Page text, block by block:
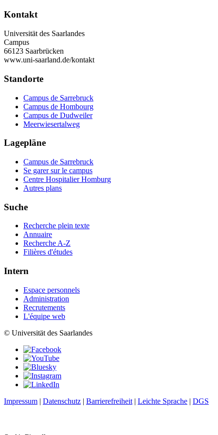
Kontakt
Universität des Saarlandes
Campus
66123 Saarbrücken
www.uni-saarland.de/kontakt
Standorte
Campus de Sarrebruck
Campus de Hombourg
Campus de Dudweiler
Meerwiesertalweg
Lagepläne
Campus de Sarrebruck
Se garer sur le campus
Centre Hospitalier Homburg
Autres plans
Suche
Recherche plein texte
Annuaire
Recherche A-Z
Filières d'études
Intern
Espace personnels
Administration
Recrutements
L'équipe web
© Universität des Saarlandes
Impressum | Datenschutz | Barrierefreiheit | Leichte Sprache | DGS